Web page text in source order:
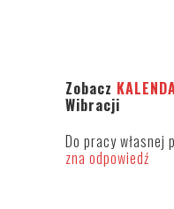
Zobacz
Wibracji
Do pracy własnej
zna odpowiedź